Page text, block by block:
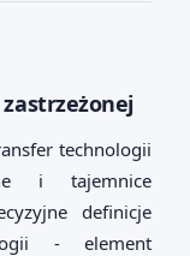
technologii
i tajemnice
definicje
- element